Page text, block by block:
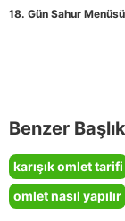
18. Gün Sahur
Benzer
karışık omlet tarifi
omlet nasıl yapılır